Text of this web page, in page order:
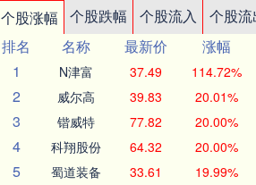
个股涨幅 个股跌幅 个股流入 个股流
排名
名称 最新价 涨幅
1
N津富 37.49 114.72%
2 威尔高 39.83 20.01%
3 锴威特 77.82 20.00%
4 科翔股份 64.32 20.00%
5 蜀道装备 33.61 19.99%